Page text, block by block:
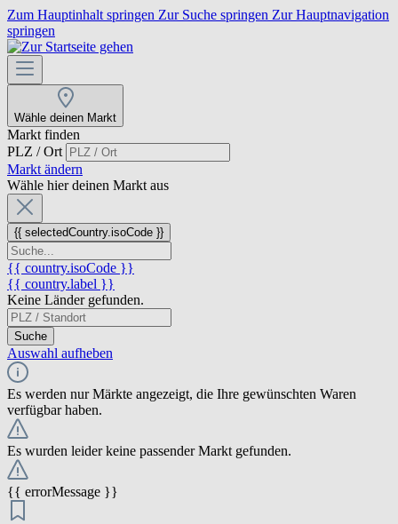
Zum Hauptinhalt springen Zur Suche springen Zur Hauptnavigation
springen
Wähle deinen Markt
Markt finden
PLZ / Ort
Markt ändern
Wähle hier deinen Markt aus
{{ selectedCountry.isoCode }}
{{ country.isoCode }}
{{ country.label }}
Keine Länder gefunden.
Suche
Auswahl aufheben
Es werden nur Märkte angezeigt, die Ihre gewünschten Waren
verfügbar haben.
Es wurden leider keine passender Markt gefunden.
{{ errorMessage }}